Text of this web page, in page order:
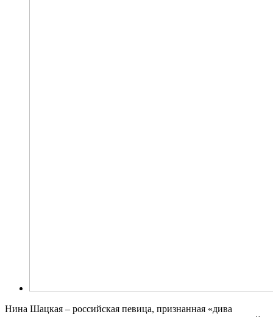
Нина Шацкая – российская певица, признанная «дива